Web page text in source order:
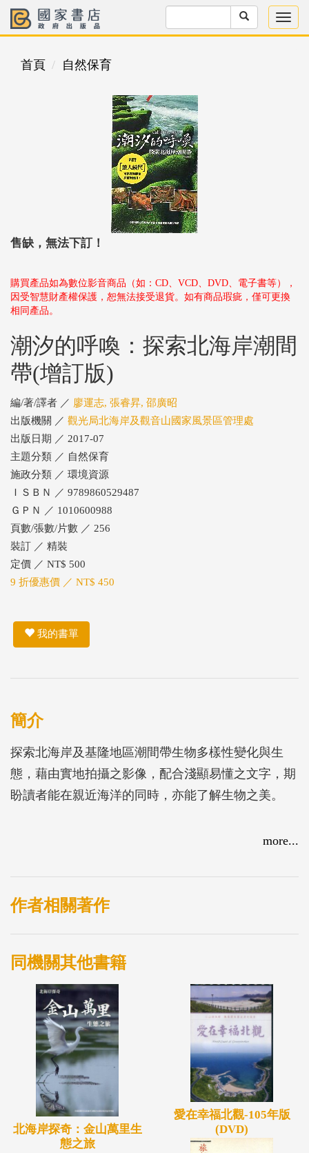
首頁 自然保育
售缺，無法下訂！
購買產品如為數位影音商品（如：CD、VCD、DVD、電子書等），
因受智慧財產權保護，恕無法接受退貨。如有商品瑕疵，僅可更換
相同產品。
潮汐的呼喚：探索北海岸潮間
帶(增訂版)
編/著/譯者 ／ 廖運志, 張睿昇, 邵廣昭
出版機關 ／ 觀光局北海岸及觀音山國家風景區管理處
出版日期 ／ 2017-07
主題分類 ／ 自然保育
施政分類 ／ 環境資源
ＩＳＢＮ ／ 9789860529487
ＧＰＮ ／ 1010600988
頁數/張數/片數 ／ 256
裝訂 ／ 精裝
定價 ／ NT$ 500
9 折優惠價 ／ NT$ 450
我的書單
簡介
探索北海岸及基隆地區潮間帶生物多樣性變化與生
態，藉由實地拍攝之影像，配合淺顯易懂之文字，期
盼讀者能在親近海洋的同時，亦能了解生物之美。
more...
作者相關著作
同機關其他書籍
北海岸探奇：金山萬里生
態之旅
愛在幸福北觀-105年版
(DVD)